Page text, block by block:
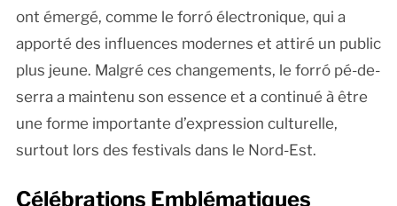
ont émergé, comme le forró électronique, qui a
apporté des influences modernes et attiré un public
plus jeune. Malgré ces changements, le forró pé-de-
serra a maintenu son essence et a continué à être
une forme importante d’expression culturelle,
surtout lors des festivals dans le Nord-Est.
Célébrations Emblématiques